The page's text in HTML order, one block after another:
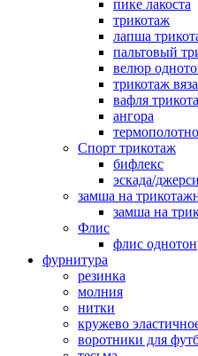
пике лакоста
трикотаж
лапша
пальтовый
велюр
трикотаж
вафля
ангора
термополотно
Спорт трикотаж
бифлекс
эскада/джерси
замша на
замша на
Флис
флис однотон
фурнитура
резинка
молния
нитки
кружево
воротники для